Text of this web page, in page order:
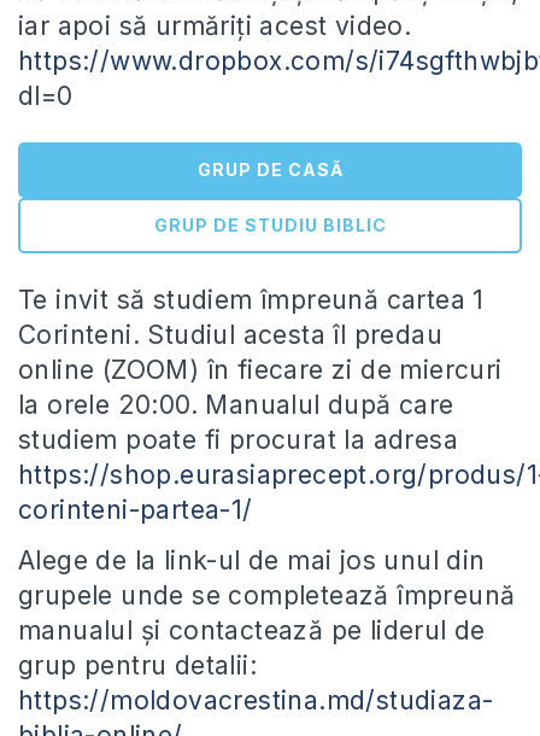
iar apoi să urmăriți acest video.
https://www.dropbox.com/s/
dl=0
GRUP DE CASĂ
GRUP DE STUDIU BIBLIC
Te invit să studiem împreună cartea 1
Corinteni. Studiul acesta îl predau
online (ZOOM) în fiecare zi de miercuri
la orele 20:00. Manualul după care
studiem poate fi procurat la adresa
https://shop.eurasiaprecept.org/produs/
corinteni-partea-1/
Alege de la link-ul de mai jos unul din
grupele unde se completează împreună
manualul și contactează pe liderul de
grup pentru detalii:
https://moldovacrestina.md/studiaza-